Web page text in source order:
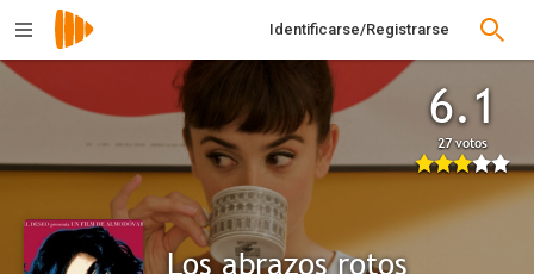
Identificarse/Registrarse
6.1
27 votos
Los abrazos rotos